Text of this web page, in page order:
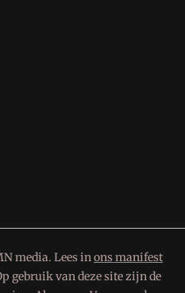
media. Lees inons manifest
gebruik van deze site zijn de